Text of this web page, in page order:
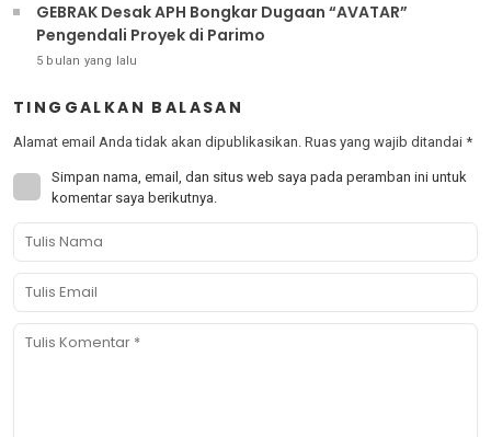
GEBRAK Desak APH Bongkar Dugaan “AVATAR”
Pengendali Proyek di Parimo
5 bulan yang lalu
TINGGALKAN BALASAN
Alamat email Anda tidak akan dipublikasikan. Ruas yang wajib ditandai *
Simpan nama, email, dan situs web saya pada peramban ini untuk
komentar saya berikutnya.